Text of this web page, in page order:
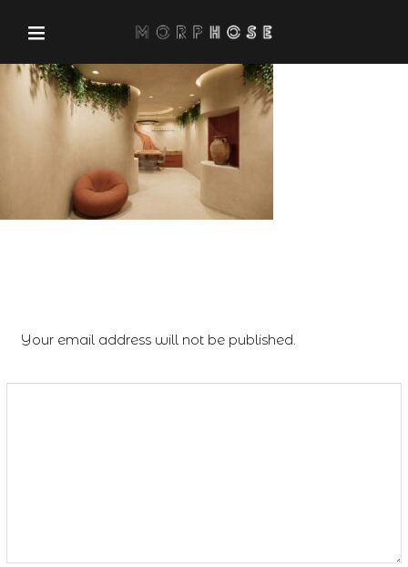
Your email address will not be published.